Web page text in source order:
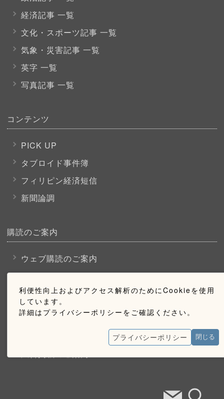
利便性向上およびアクセス解析のためにCookieを使用
しています。
詳細はプライバシーポリシーをご確認ください。
プライバシーポリシー 閉じる
経済記事 一覧
文化・スポーツ記事 一覧
気象・災害記事 一覧
英字 一覧
写真記事 一覧
コンテンツ
PICK UP
タブロイド事件簿
フィリピン経済短信
新聞論調
購読のご案内
ウェブ購読のご案内
お問い合わせ
採用情報